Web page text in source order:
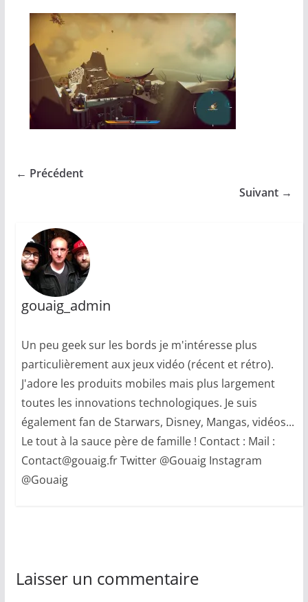
← Précédent
Suivant →
gouaig_admin
Un peu geek sur les bords je m'intéresse plus
particulièrement aux jeux vidéo (récent et rétro).
J'adore les produits mobiles mais plus largement
toutes les innovations technologiques. Je suis
également fan de Starwars, Disney, Mangas, vidéos...
Le tout à la sauce père de famille ! Contact : Mail :
Contact@gouaig.fr Twitter @Gouaig Instagram
@Gouaig
Laisser un commentaire